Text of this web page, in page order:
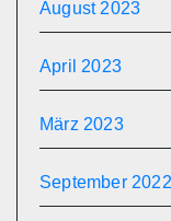
August 2023
April 2023
März 2023
September 2022